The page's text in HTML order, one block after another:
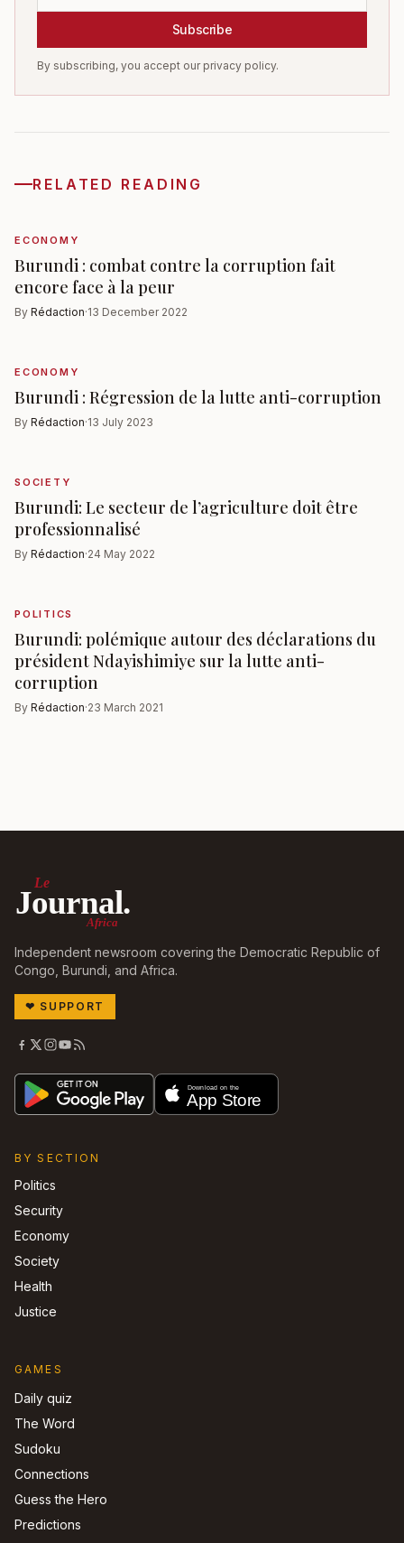
Subscribe
By subscribing, you accept our privacy policy.
RELATED READING
ECONOMY
Burundi : combat contre la corruption fait
encore face à la peur
By Rédaction·13 December 2022
ECONOMY
Burundi : Régression de la lutte anti-corruption
By Rédaction·13 July 2023
SOCIETY
Burundi: Le secteur de l’agriculture doit être
professionnalisé
By Rédaction·24 May 2022
POLITICS
Burundi: polémique autour des déclarations du
président Ndayishimiye sur la lutte anti-
corruption
By Rédaction·23 March 2021
Le
Journal.
Africa
Independent newsroom covering the Democratic Republic of
Congo, Burundi, and Africa.
❤ SUPPORT
BY SECTION
Politics
Security
Economy
Society
Health
Justice
GAMES
Daily quiz
The Word
Sudoku
Connections
Guess the Hero
Predictions